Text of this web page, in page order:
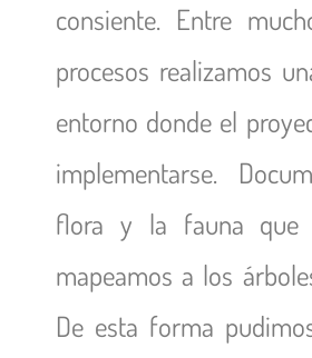
consiente. Entre
procesos realizamos
entorno donde el
implementarse.
flora y la fauna
mapeamos a los
De esta forma